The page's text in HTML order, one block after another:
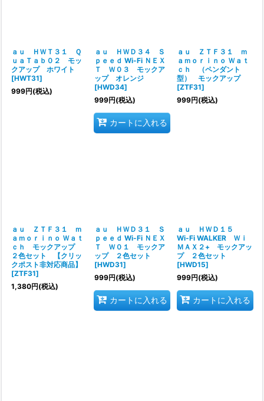
ａｕ ＨＷＴ３１ Ｑ
ｕａＴａｂ０２ モッ
クアップ ホワイト
[HWT31]
999円(税込)
ａｕ ＨＷＤ３４ Ｓ
ｐｅｅｄ Wi-Fi ＮＥＸ
Ｔ Ｗ０３ モックア
ップ オレンジ
[HWD34]
999円(税込)
カートに入れる
ａｕ ＺＴＦ３１ ｍ
ａｍｏｒｉｎｏ Ｗａｔ
ｃｈ （ペンダント
型） モックアップ
[ZTF31]
999円(税込)
ａｕ ＺＴＦ３１ ｍ
ａｍｏｒｉｎｏ Ｗａｔ
ｃｈ モックアップ
２色セット 【クリッ
クポスト非対応商品】
[ZTF31]
1,380円(税込)
ａｕ ＨＷＤ３１ Ｓ
ｐｅｅｄ Wi-Fi ＮＥＸ
Ｔ Ｗ０１ モックア
ップ ２色セット
[HWD31]
999円(税込)
カートに入れる
ａｕ ＨＷＤ１５
Wi-Fi WALKER Ｗｉ
ＭＡＸ２+ モックアッ
プ ２色セット
[HWD15]
999円(税込)
カートに入れる